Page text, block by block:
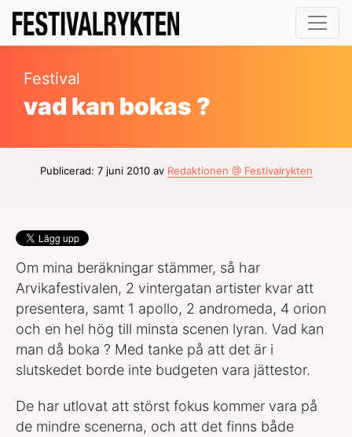
Festival
vad kan bokas ?
Publicerad: 7 juni 2010 av Redaktionen @ Festivalrykten
Om mina beräkningar stämmer, så har
Arvikafestivalen, 2 vintergatan artister kvar att
presentera, samt 1 apollo, 2 andromeda, 4 orion
och en hel hög till minsta scenen lyran. Vad kan
man då boka ? Med tanke på att det är i
slutskedet borde inte budgeten vara jättestor.
De har utlovat att störst fokus kommer vara på
de mindre scenerna, och att det finns både